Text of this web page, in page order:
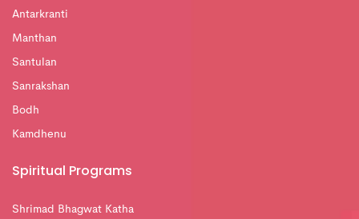
Antarkranti
Manthan
Santulan
Sanrakshan
Bodh
Kamdhenu
Spiritual Programs
Shrimad Bhagwat Katha